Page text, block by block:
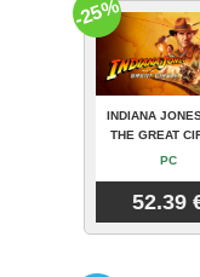
INDIANA
THE GREAT
PC
52.39
-25%